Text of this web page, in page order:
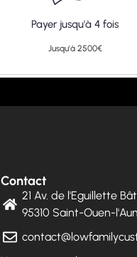
Payer jusqu'à 4 fois
Jusqu'à 2500€
Contact
21 Av. de l'Eguillette
95310 Saint-Ouen-